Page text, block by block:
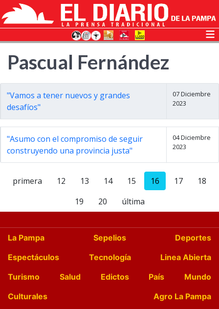
Pascual Fernández
"Vamos a tener nuevos y grandes
desafíos"
07 Diciembre
2023
"Asumo con el compromiso de seguir
construyendo una provincia justa"
04 Diciembre
2023
primera 12 13 14 15 16 17
18
19
20 última
La Pampa Sepelios
Deportes
Espectáculos
Tecnología
Linea Abierta
Turismo
Salud Edictos País
Mundo
Culturales
Agro La Pampa